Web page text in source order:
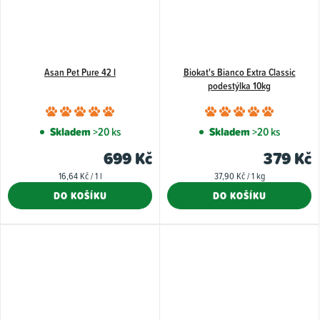
Asan Pet Pure 42 l
Průměrné
hodnocení
je
5,0
Skladem>20 ks
699 Kč
Měrná
16,64 Kč / 1 l
DO KOŠÍKU
Biokat's Bianco Extra Classic
podestýlka 10kg
je
5,0
Skladem>20 ks
379 Kč
Měrná
37,90 Kč / 1 kg
DO KOŠÍKU